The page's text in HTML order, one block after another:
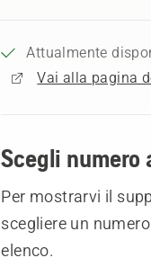
Attualmente
Vai alla pagina
Scegli numero
Per mostrarvi il
scegliere un
elenco.